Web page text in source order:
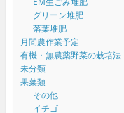
グリーン堆肥
落葉堆肥
月間農作業予定
有機・無農薬野菜の栽培法
未分類
果菜類
その他
イチゴ